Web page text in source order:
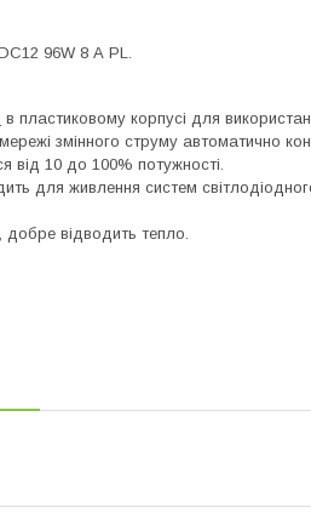
96W 8 А PL.
в пластиковому корпусі для
змінного струму автоматично
від 10 до 100% потужності.
для живлення систем
добре відводить тепло.